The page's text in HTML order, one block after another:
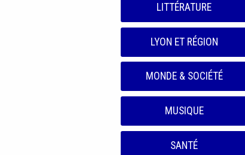
LITTÉRATURE
LYON ET RÉGION
MONDE & SOCIÉTÉ
MUSIQUE
SANTÉ